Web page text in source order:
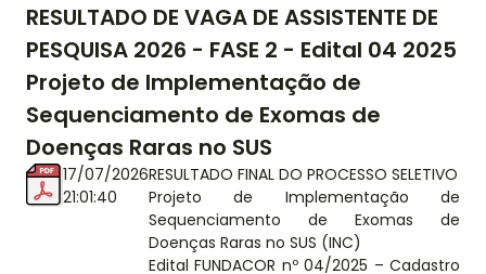
RESULTADO DE VAGA DE ASSISTENTE DE
PESQUISA 2026 - FASE 2 - Edital 04 2025
Projeto de Implementação de
Sequenciamento de Exomas de
Doenças Raras no SUS
17/07/2026
21:01:40
RESULTADO FINAL DO PROCESSO SELETIVO
Projeto de Implementação de
Sequenciamento de Exomas de
Doenças Raras no SUS (INC)
Edital FUNDACOR nº 04/2025 – Cadastro